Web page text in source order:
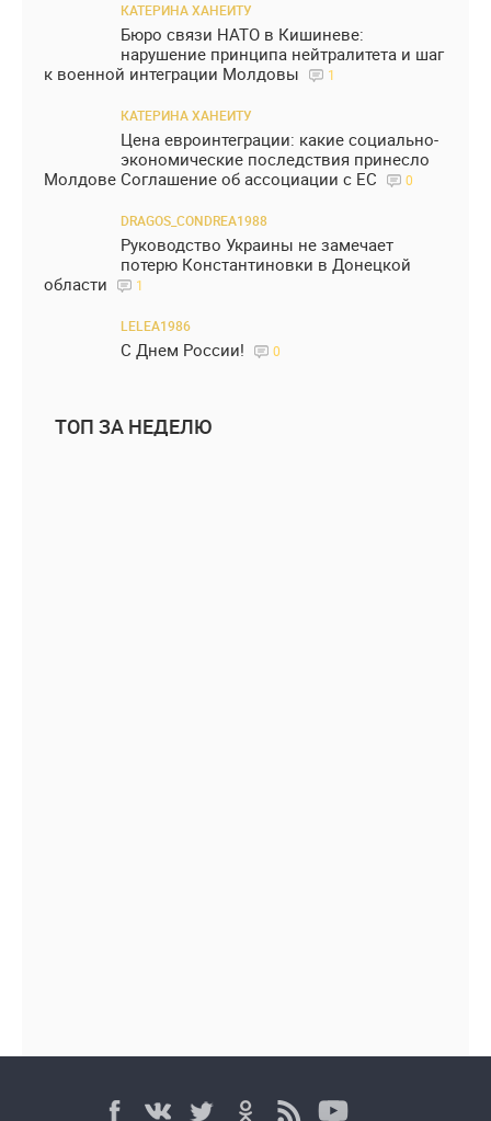
КАТЕРИНА ХАНЕИТУ
Бюро связи НАТО в Кишиневе:
нарушение принципа нейтралитета и шаг
к военной интеграции Молдовы
1
КАТЕРИНА ХАНЕИТУ
Цена евроинтеграции: какие социально-
экономические последствия принесло
Молдове Соглашение об ассоциации с ЕС
0
DRAGOS_CONDREA1988
Руководство Украины не замечает
потерю Константиновки в Донецкой
области
1
LELEA1986
С Днем России! 0
ТОП ЗА НЕДЕЛЮ